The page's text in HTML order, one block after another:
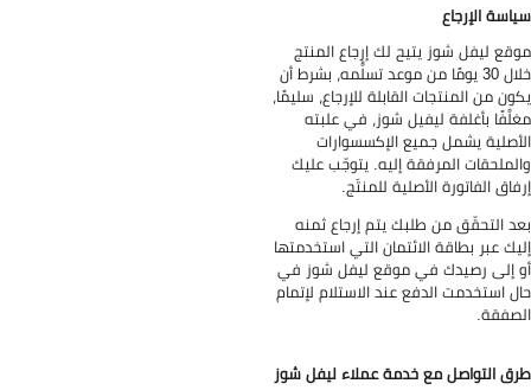
الإرجاع
ليفل شوز يتيح لك إرجاع المنتج
خلال 30 يومًا من موعد تسلُّمه، بشرط أن
من المنتجات القابلة للإرجاع، سليمًا،
بأغلفة ليفيل شوز، في علبته
يشمل جميع الإكسسوارات
المرفقة إليه. يتوجّب عليك
الفاتورة الأصلية للمنتَج.
التحقّق من طلبك يتم إرجاع ثمنه
عبر بطاقة الائتمان التي استخدمتها
إلى رصيدك في موقع ليفل شوز في
استخدمت الدفع عند الاستلام لإتمام
التواصل مع خدمة عملاء ليفل شوز